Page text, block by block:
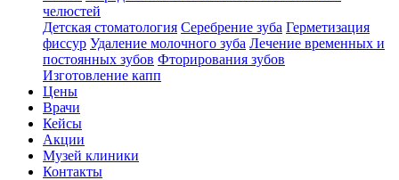
челюстей
Детская стоматология Серебрение зуба Герметизация
фиссур Удаление молочного зуба Лечение временных и
постоянных зубов Фторирования зубов
Изготовление капп
Цены
Врачи
Кейсы
Акции
Музей клиники
Контакты